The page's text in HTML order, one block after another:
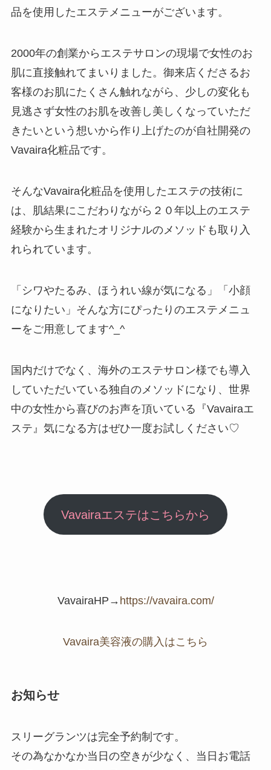
品を使用したエステメニューがございます。
2000年の創業からエステサロンの現場で女性のお
肌に直接触れてまいりました。御来店くださるお
客様のお肌にたくさん触れながら、少しの変化も
見逃さず女性のお肌を改善し美しくなっていただ
きたいという想いから作り上げたのが自社開発の
Vavaira化粧品です。
そんなVavaira化粧品を使用したエステの技術に
は、肌結果にこだわりながら２０年以上のエステ
経験から生まれたオリジナルのメソッドも取り入
れられています。
「シワやたるみ、ほうれい線が気になる」「小顔
になりたい」そんな方にぴったりのエステメニュ
ーをご用意してます^_^
国内だけでなく、海外のエステサロン様でも導入
していただいている独自のメソッドになり、世界
中の女性から喜びのお声を頂いている『Vavairaエ
ステ』気になる方はぜひ一度お試しください♡
Vavairaエステはこちらから
VavairaHP→ https://vavaira.com/
Vavaira美容液の購入はこちら
お知らせ
スリーグランツは完全予約制です。
その為なかなか当日の空きが少なく、当日お電話